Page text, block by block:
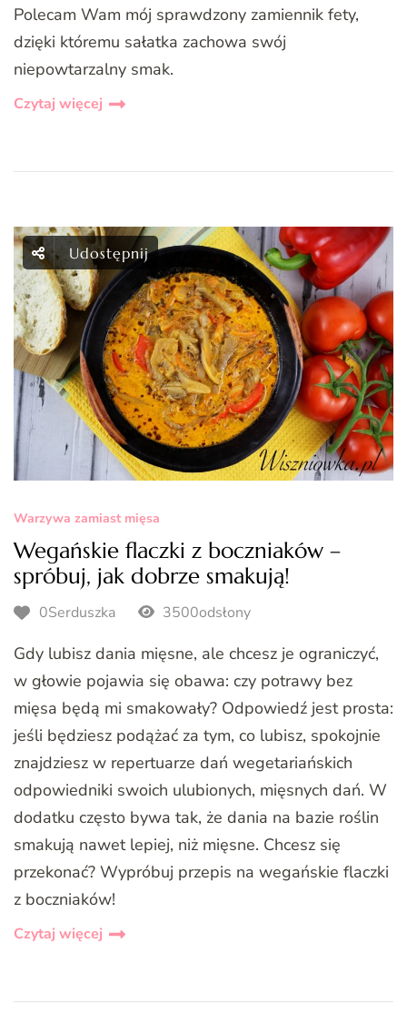
Polecam Wam mój sprawdzony zamiennik fety,
dzięki któremu sałatka zachowa swój
niepowtarzalny smak.
Czytaj więcej
Udostępnij
Warzywa zamiast mięsa
Wegańskie flaczki z boczniaków –
spróbuj, jak dobrze smakują!
0Serduszka 3500odsłony
Gdy lubisz dania mięsne, ale chcesz je ograniczyć,
w głowie pojawia się obawa: czy potrawy bez
mięsa będą mi smakowały? Odpowiedź jest prosta:
jeśli będziesz podążać za tym, co lubisz, spokojnie
znajdziesz w repertuarze dań wegetariańskich
odpowiedniki swoich ulubionych, mięsnych dań. W
dodatku często bywa tak, że dania na bazie roślin
smakują nawet lepiej, niż mięsne. Chcesz się
przekonać? Wypróbuj przepis na wegańskie flaczki
z boczniaków!
Czytaj więcej